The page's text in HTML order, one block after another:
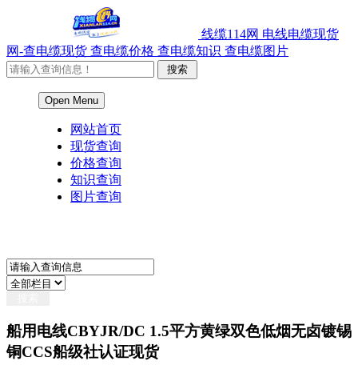
线缆114网 电线电缆现货
网-查电缆现货 查电缆价格 查电缆知识 查电缆图片
Open Menu
网站首页
现货查询
价格查询
知识查询
图片查询
船用电线CBYJR/DC 1.5平方黄绿双色低烟无卤镀锡
铜CCS船级社认证现货